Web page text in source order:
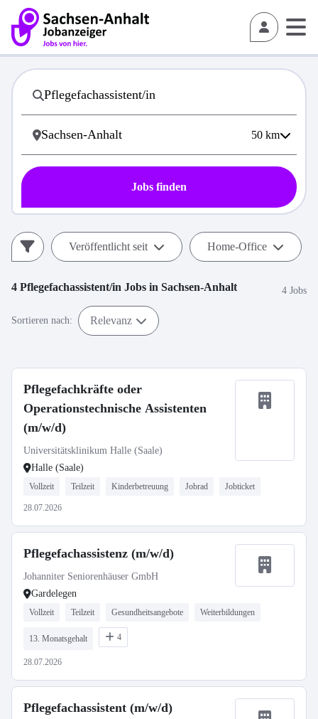
50 km
Jobs finden
Veröffentlicht seit Home-Office
4 Pflegefachassistent/in Jobs in Sachsen-Anhalt 4 Jobs
Sortieren nach: Relevanz
Pflegefachkräfte oder
Operationstechnische Assistenten
(m/w/d)
Universitätsklinikum Halle (Saale)
Halle (Saale)
Vollzeit Teilzeit Kinderbetreuung Jobrad Jobticket
28.07.2026
Pflegefachassistenz (m/w/d)
Johanniter Seniorenhäuser GmbH
Gardelegen
Vollzeit Teilzeit Gesundheitsangebote Weiterbildungen
13. Monatsgehalt 4
28.07.2026
Pflegefachassistent (m/w/d)